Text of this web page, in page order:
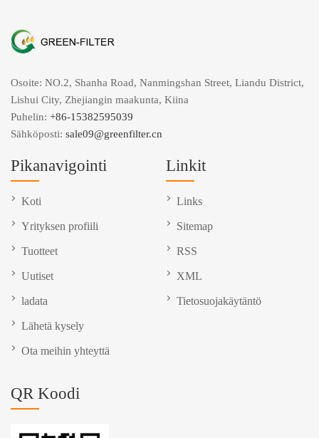
Osoite: NO.2, Shanha Road, Nanmingshan Street, Liandu District,
Lishui City, Zhejiangin maakunta, Kiina
Puhelin: +86-15382595039
Sähköposti: sale09@greenfilter.cn
Pikanavigointi
Koti
Yrityksen profiili
Tuotteet
Uutiset
ladata
Lähetä kysely
Ota meihin yhteyttä
Linkit
Links
Sitemap
RSS
XML
Tietosuojakäytäntö
QR Koodi